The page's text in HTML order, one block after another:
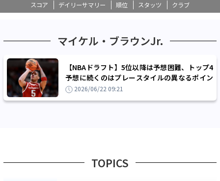
スコア デイリーサマリー 順位 スタッツ クラブ
マイケル・ブラウンJr.
【NBAドラフト】5位以降は予想困難、トップ4
予想に続くのはプレースタイルの異なるポイン
トガードたち
2026/06/22 09:21
TOPICS